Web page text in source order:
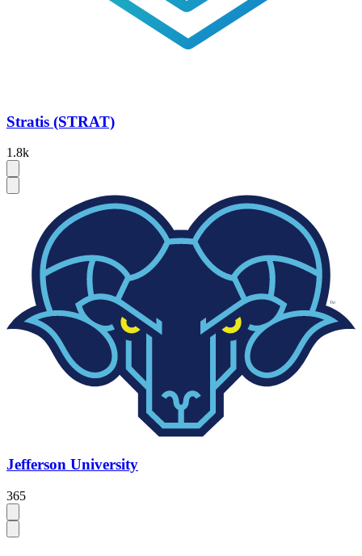
Stratis (STRAT)
1.8k
Jefferson University
365